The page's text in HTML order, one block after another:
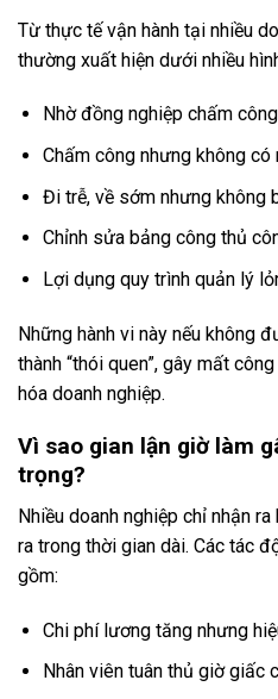
Từ thực tế vận hành tại nhiều
thường xuất hiện dưới nhiều
Nhờ đồng nghiệp chấm
Chấm công nhưng không
Đi trễ, về sớm nhưng không
Chỉnh sửa bảng công thủ
Lợi dụng quy trình quản lý
Những hành vi này nếu không
thành “thói quen”, gây mất
hóa doanh nghiệp.
Vì sao gian lận giờ làm
trọng?
Nhiều doanh nghiệp chỉ nhận
ra trong thời gian dài. Các tác
gồm:
Chi phí lương tăng nhưng
Nhân viên tuân thủ giờ giấc